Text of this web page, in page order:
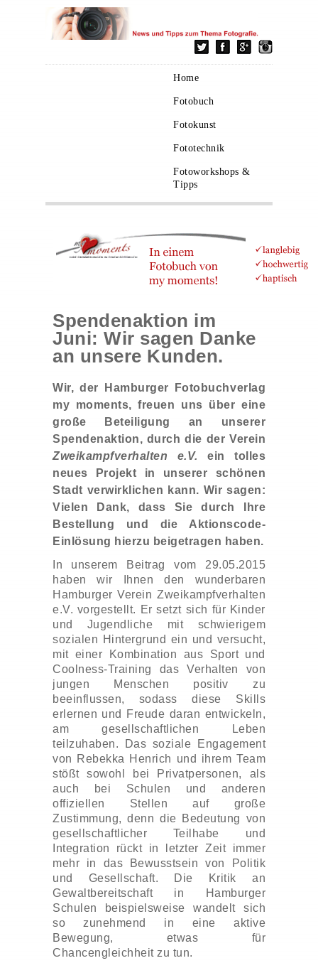
Home
Fotobuch
Fotokunst
Fototechnik
Fotoworkshops &
Tipps
Spendenaktion im
Juni: Wir sagen Danke
an unsere Kunden.
Wir, der Hamburger Fotobuchverlag
my moments, freuen uns über eine
große Beteiligung an unserer
Spendenaktion, durch die der Verein
Zweikampfverhalten e.V. ein tolles
neues Projekt in unserer schönen
Stadt verwirklichen kann. Wir sagen:
Vielen Dank, dass Sie durch Ihre
Bestellung und die Aktionscode-
Einlösung hierzu beigetragen haben.
In unserem Beitrag vom 29.05.2015
haben wir Ihnen den wunderbaren
Hamburger Verein Zweikampfverhalten
e.V. vorgestellt. Er setzt sich für Kinder
und Jugendliche mit schwierigem
sozialen Hintergrund ein und versucht,
mit einer Kombination aus Sport und
Coolness-Training das Verhalten von
jungen Menschen positiv zu
beeinflussen, sodass diese Skills
erlernen und Freude daran entwickeln,
am gesellschaftlichen Leben
teilzuhaben. Das soziale Engagement
von Rebekka Henrich und ihrem Team
stößt sowohl bei Privatpersonen, als
auch bei Schulen und anderen
offiziellen Stellen auf große
Zustimmung, denn die Bedeutung von
gesellschaftlicher Teilhabe und
Integration rückt in letzter Zeit immer
mehr in das Bewusstsein von Politik
und Gesellschaft. Die Kritik an
Gewaltbereitschaft in Hamburger
Schulen beispielsweise wandelt sich
so zunehmend in eine aktive
Bewegung, etwas für
Chancengleichheit zu tun.